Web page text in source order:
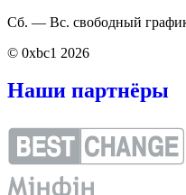
Сб. — Вс. свободный
© 0xbc1 2026
Наши партнёры